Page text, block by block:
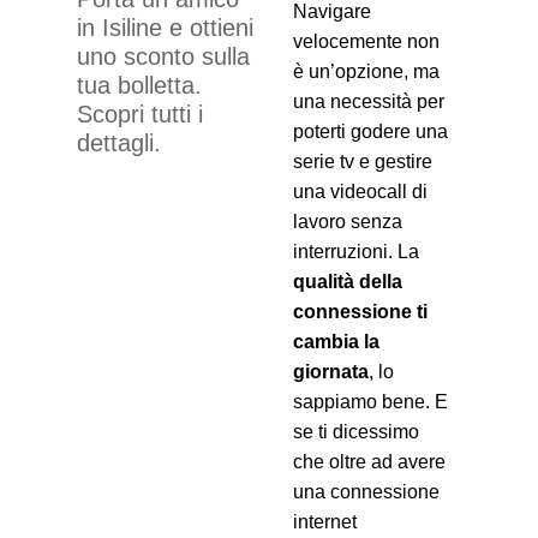
in Isiline e ottieni
uno sconto sulla
tua bolletta.
Scopri tutti i
dettagli.
Navigare
velocemente non
è un’opzione, ma
una necessità per
poterti godere una
serie tv e gestire
una videocall di
lavoro senza
interruzioni. La
qualità della
connessione ti
cambia la
giornata, lo
sappiamo bene. E
se ti dicessimo
che oltre ad avere
una connessione
internet